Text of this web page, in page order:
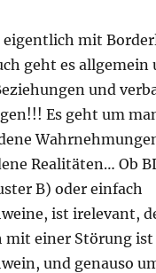
eigentlich mit
geht es allgemein
und
Es geht um
Realitäten… Ob
B) oder einfach
ist irelevant,
mit einer Störung ist
und genauso